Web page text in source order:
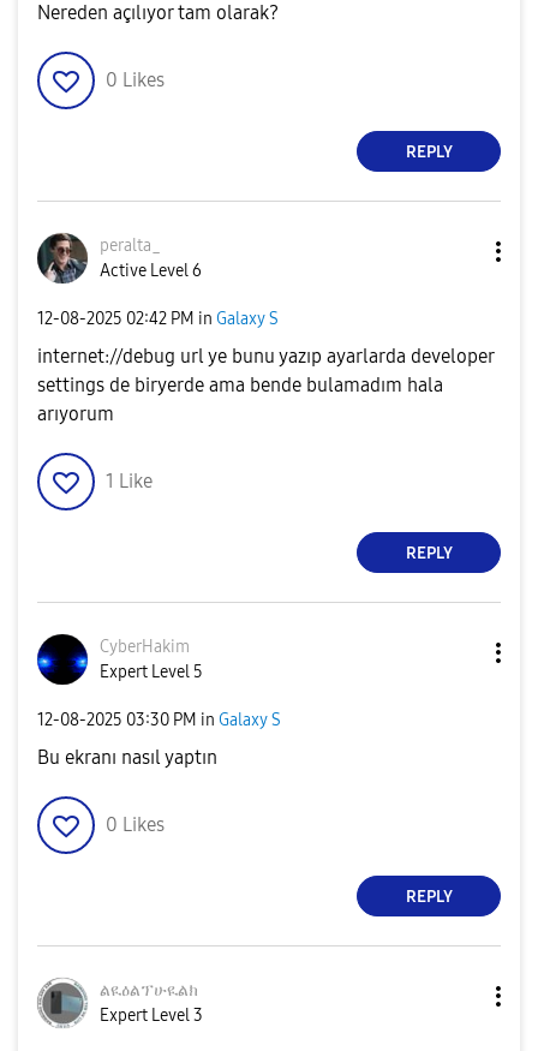
Nereden açılıyor tam olarak?
0 Likes
REPLY
peralta_
Active Level 6
‎12-08-2025 02:42 PM in Galaxy S
internet://debug url ye bunu yazıp ayarlarda developer
settings de biryerde ama bende bulamadım hala
arıyorum
1 Like
REPLY
CyberHakim
Expert Level 5
‎12-08-2025 03:30 PM in Galaxy S
Bu ekranı nasıl yaptın
0 Likes
REPLY
ልዪዕልፕሁዪልክ
Expert Level 3